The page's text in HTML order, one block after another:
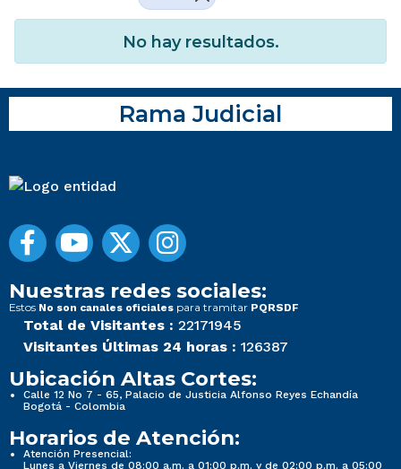
No hay resultados.
Rama Judicial
Nuestras redes sociales:
Estos No son canales oficiales para tramitar PQRSDF
Total de Visitantes : 22171945
Visitantes Últimas 24 horas : 126387
Ubicación Altas Cortes:
Calle 12 No 7 - 65, Palacio de Justicia Alfonso Reyes Echandía
Bogotá - Colombia
Horarios de Atención:
Atención Presencial:
Lunes a Viernes de 08:00 a.m. a 01:00 p.m. y de 02:00 p.m. a 05:00